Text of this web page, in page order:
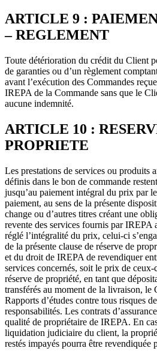
ARTICLE 9 :
– REGLEMENT
Toute détérioration du crédit du Client
de garanties ou d’un règlement
avant l’exécution des Commandes
IREPA de la Commande sans que le
aucune indemnité.
ARTICLE 10 :
PROPRIETE
Les prestations de services ou produits
définis dans le bon de commande
jusqu’au paiement intégral du prix par
paiement, au sens de la présente
change ou d’autres titres créant une
revente des services fournis par IREPA
réglé l’intégralité du prix, celui-ci
de la présente clause de réserve de
et du droit de IREPA de revendiquer
services concernés, soit le prix de ceux-
réserve de propriété, en tant que
transférés au moment de la livraison, le
Rapports d’études contre tous risques
responsabilités. Les contrats
qualité de propriétaire de IREPA. En
liquidation judiciaire du client, la
restés impayés pourra être revendiquée